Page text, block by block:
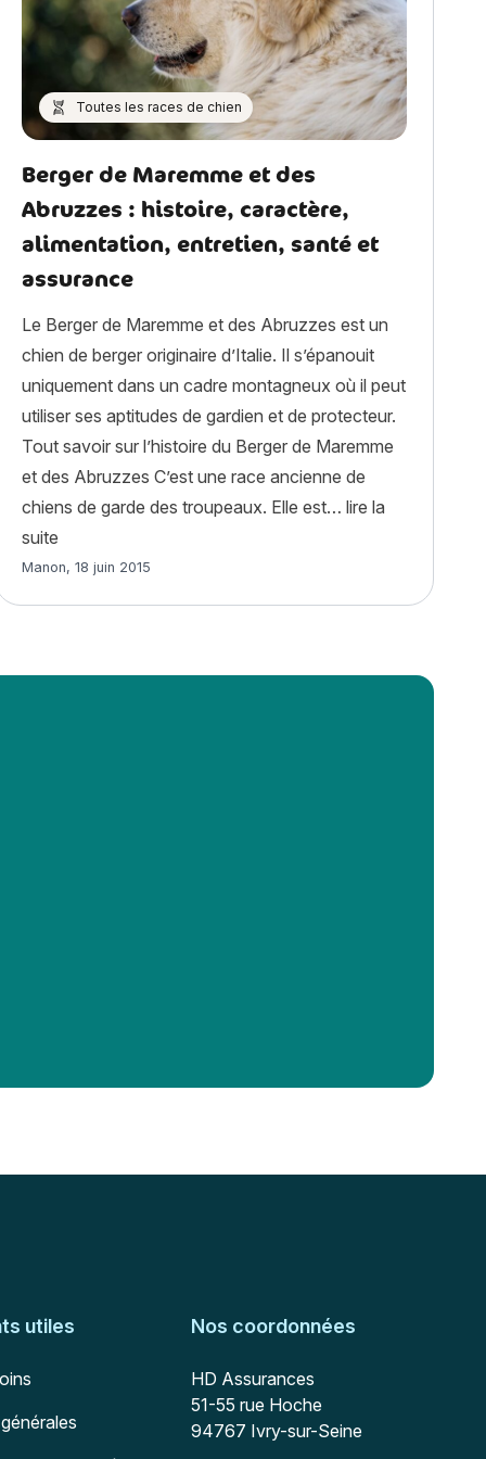
histoire, caractère, alimentation, entretien, santé et assurance
Toutes les races de chien
Berger de Maremme et des
Abruzzes : histoire, caractère,
alimentation, entretien, santé et
assurance
Le Berger de Maremme et des Abruzzes est un
chien de berger originaire d’Italie. Il s’épanouit
uniquement dans un cadre montagneux où il peut
utiliser ses aptitudes de gardien et de protecteur.
Tout savoir sur l’histoire du Berger de Maremme
et des Abruzzes C’est une race ancienne de
chiens de garde des troupeaux. Elle est… lire la
suite« Berger de Maremme et des Abruzzes : histoire,
Article rédigé par
Manon, 18 juin 2015
utiles Nos coordonnées
Adresse postale
HD Assurances
51-55 rue Hoche
94767 Ivry-sur-Seine